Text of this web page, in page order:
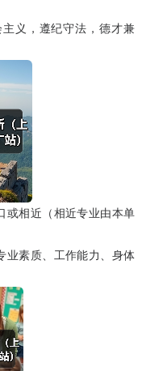
义，遵纪守法，德才兼
相近（相近专业由本单
素质、工作能力、身体